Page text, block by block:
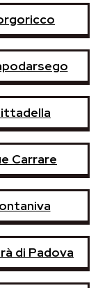
Carrare
di Padova